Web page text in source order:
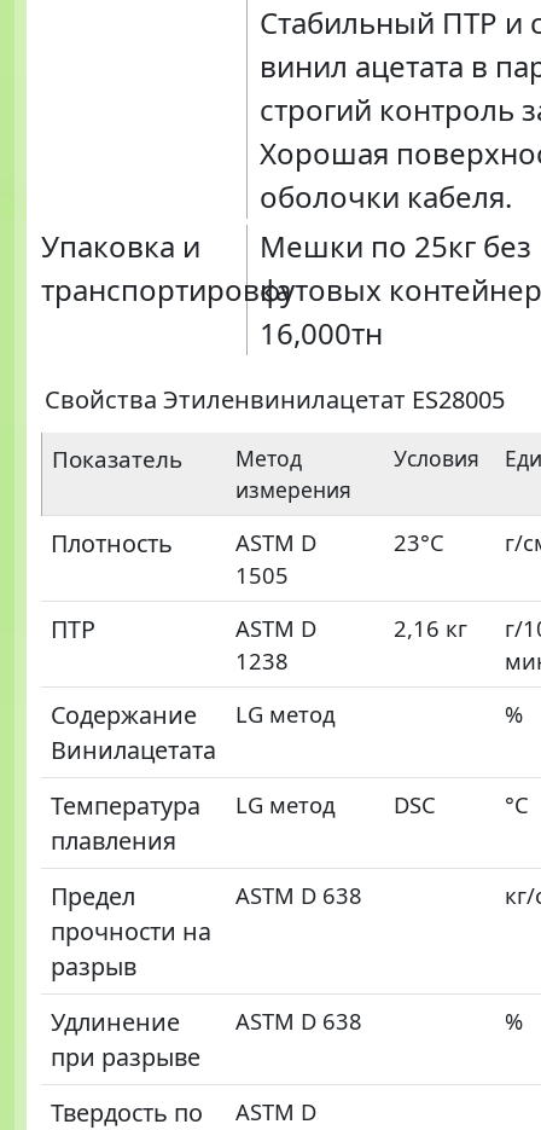
Стабильный ПТР и
винил ацетата в
строгий контроль
Хорошая
оболочки кабеля.
Упаковка и
транспортировка
Мешки по 25кг без
футовых
16,000тн
Свойства Этиленвинилацетат ES28005
Показатель
Метод
измерения
Условия
Плотность
ASTM D
1505
23°C г/
ПТР
ASTM D
1238
2,16 кг
г/
Содержание
Винилацетата
LG метод %
Температура
плавления
LG метод DSC °С
Предел
прочности на
разрыв
ASTM D 638
Удлинение
при разрыве
ASTM D 638 %
Твердость по
ASTM D